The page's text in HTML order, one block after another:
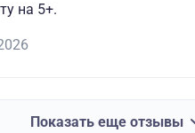
на 5+.
Показать еще отзывы